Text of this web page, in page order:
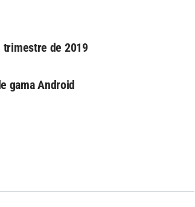
trimestre de 2019
gama Android